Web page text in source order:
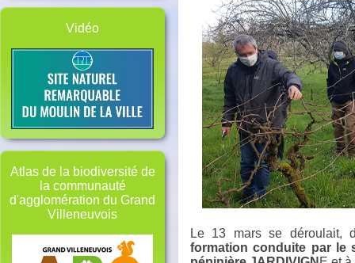
Vidéo
Atlas de la biodiversité de
la communauté
d'agglomération du Grand
Villeneuvois
Le 13 mars se déroulait,
formation conduite par le